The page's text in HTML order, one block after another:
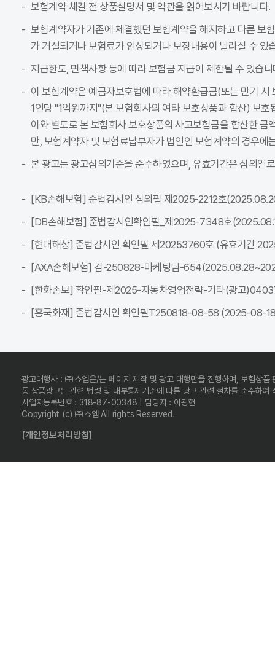
보험계약 체결 전 상품설명서 및 약관을 읽어보시기 바랍니다.
보험계약자가 기존에 체결했던 보험계약을 해지하고 다른 보
가 거절되거나 보험료가 인상되거나 보장내용이 달라질 수 있
지급한도, 면책사항 등에 따라 보험금 지급이 제한될 수 있습니
이 보험계약은 예금자보호법에 따라 해약환급금(또는 만기
1인당 "1억원까지"(본 보험회사의 여타 보호상품과 합산) 보호
이와 별도로 본 보험회사 보호상품의 사고보험금을 합산한 금
만, 보험계약자 및 보험료납부자가 법인인 보험계약의 경우에
본 광고는 광고심의기준을 준수하였으며, 유효기간은 심의일
[KB손해보험] 준법감시인 심의필 제2025-2212호
[DB손해보험] 준법감시인확인필_제2025-7348호
[현대해상] 준법감시인 확인필 제20253760호 (유효기간
[AXA손해보험] 검-250828-마케팅팀-
[한화손보] 확인필-제2025-자동차영업전략-기타(광고
[흥국화재] 준법감시인 확인필T250818-08-58 (2025-08-
광고대행사 : ㈜쇼엠은/는 페이지 제작 및 광고 대행만을 진행하며, 보험상품
동 상품광고는 관련 법령 및 내부통제기준에 따른 광고 관련 절차를 준수하여
사업자등록번호 : 318-87-00348 | 담당자 : 이광헌
Copyright (c) ㈜쇼엠 All rights Reserved.
[개인정보처리방침]